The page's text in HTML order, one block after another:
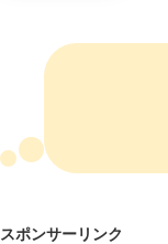
スポンサーリンク